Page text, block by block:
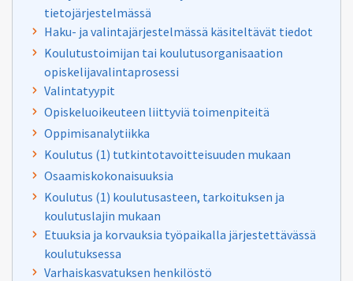
tietojärjestelmässä
Haku- ja valintajärjestelmässä käsiteltävät tiedot
Koulutustoimijan tai koulutusorganisaation
opiskelijavalintaprosessi
Valintatyypit
Opiskeluoikeuteen liittyviä toimenpiteitä
Oppimisanalytiikka
Koulutus (1) tutkintotavoitteisuuden mukaan
Osaamiskokonaisuuksia
Koulutus (1) koulutusasteen, tarkoituksen ja
koulutuslajin mukaan
Etuuksia ja korvauksia työpaikalla järjestettävässä
koulutuksessa
Varhaiskasvatuksen henkilöstö